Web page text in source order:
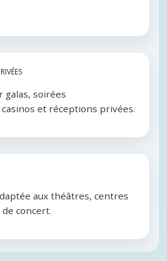
galas, soirées
et réceptions privées.
aux théâtres, centres
concert.